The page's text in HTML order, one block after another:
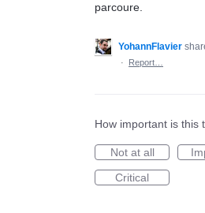
parcoure.
YohannFlavier
·
Report…
How important is this
Not at all
Critical